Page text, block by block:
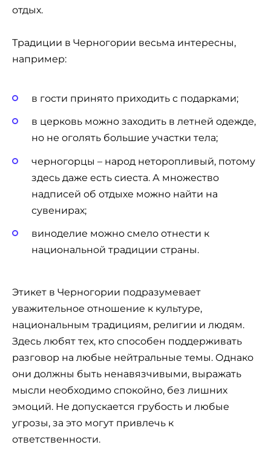
отдых.
Традиции в Черногории весьма интересны,
например:
в гости принято приходить с подарками;
в церковь можно заходить в летней одежде,
но не оголять большие участки тела;
черногорцы – народ неторопливый, потому
здесь даже есть сиеста. А множество
надписей об отдыхе можно найти на
сувенирах;
виноделие можно смело отнести к
национальной традиции страны.
Этикет в Черногории подразумевает
уважительное отношение к культуре,
национальным традициям, религии и людям.
Здесь любят тех, кто способен поддерживать
разговор на любые нейтральные темы. Однако
они должны быть ненавязчивыми, выражать
мысли необходимо спокойно, без лишних
эмоций. Не допускается грубость и любые
угрозы, за это могут привлечь к
ответственности.